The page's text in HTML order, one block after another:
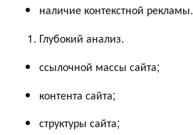
наличие контекстной рекламы.
Глубокий анализ.
ссылочной массы сайта;
контента сайта;
структуры сайта;